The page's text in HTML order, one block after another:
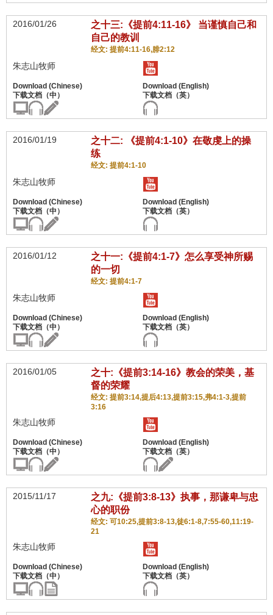
2016/01/26
之十三:《提前4:11-16》 当谨慎自己和
自己的教训
经文: 提前4:11-16,腓2:12
朱志山牧师
2016/01/19
之十二: 《提前4:1-10》在敬虔上的操
练
经文: 提前4:1-10
朱志山牧师
2016/01/12
之十一:《提前4:1-7》怎么享受神所赐
的一切
经文: 提前4:1-7
朱志山牧师
2016/01/05
之十:《提前3:14-16》教会的荣美，基
督的荣耀
经文: 提前3:14,提后4:13,提前3:15,弗4:1-3,提前
3:16
朱志山牧师
2015/11/17
之九:《提前3:8-13》执事，那谦卑与忠
心的职份
经文: 可10:25,提前3:8-13,徒6:1-8,7:55-60,11:19-
21
朱志山牧师